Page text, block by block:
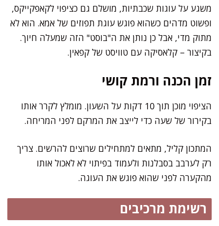
משגע על עוגות שכבתיות, מושלם גם כציפוי לקאפקייקס,
ופשוט מדהים כשהוא פוגש עוגת תפוזים של אמא. הוא לא
מתוק מדי, אבל כן נותן את ה"בוסט" הזה שמעלה חיוך.
בקיצור – קלאסיקה עם טוויסט של קפאין.
זמן הכנה ורמת קושי
הציפוי מוכן תוך 10 דקות על השעון. מומלץ לקרר אותו
בקירור של שעה כדי לייצב את המרקם לפני המריחה.
המתכון קליל, מתאים למתחילים שרוצים להרשים. צריך
רק לערבב בסבלנות ולעמוד בפיתוי לא לאכול אותו
מהקערה לפני שהוא פוגש את העוגה.
רשימת מרכיבים